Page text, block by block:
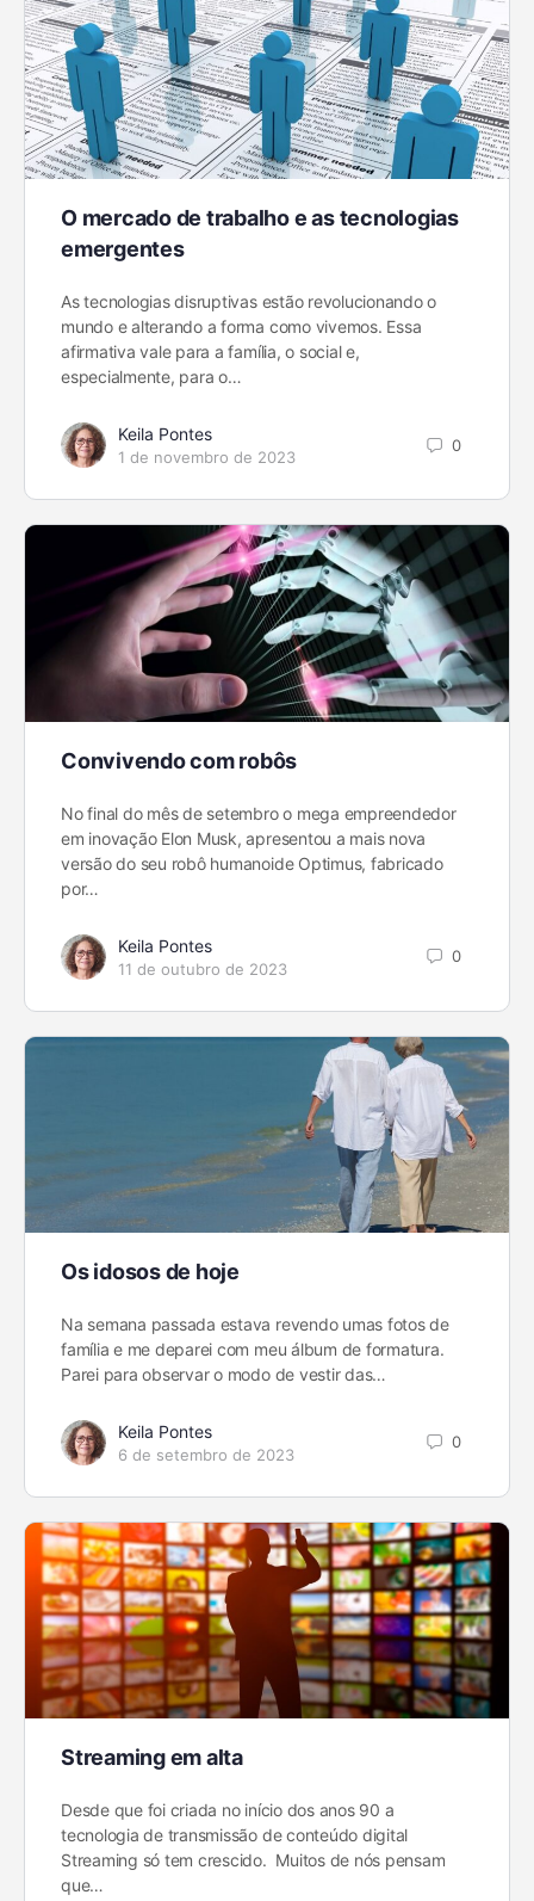
O mercado de trabalho e as tecnologias
emergentes
As tecnologias disruptivas estão revolucionando o
mundo e alterando a forma como vivemos. Essa
afirmativa vale para a família, o social e,
especialmente, para o…
Keila Pontes
1 de novembro de 2023
0
Convivendo com robôs
No final do mês de setembro o mega empreendedor
em inovação Elon Musk, apresentou a mais nova
versão do seu robô humanoide Optimus, fabricado
por…
Keila Pontes
11 de outubro de 2023
0
Os idosos de hoje
Na semana passada estava revendo umas fotos de
família e me deparei com meu álbum de formatura.
Parei para observar o modo de vestir das…
Keila Pontes
6 de setembro de 2023
0
Streaming em alta
Desde que foi criada no início dos anos 90 a
tecnologia de transmissão de conteúdo digital
Streaming só tem crescido. Muitos de nós pensam
que…